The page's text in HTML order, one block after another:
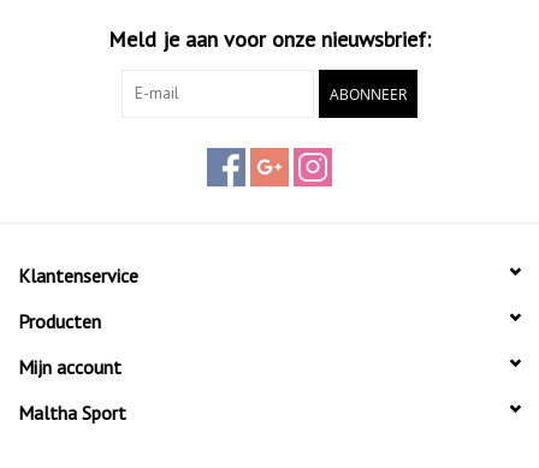
Meld je aan voor onze nieuwsbrief:
ABONNEER
Klantenservice
Producten
Mijn account
Maltha Sport